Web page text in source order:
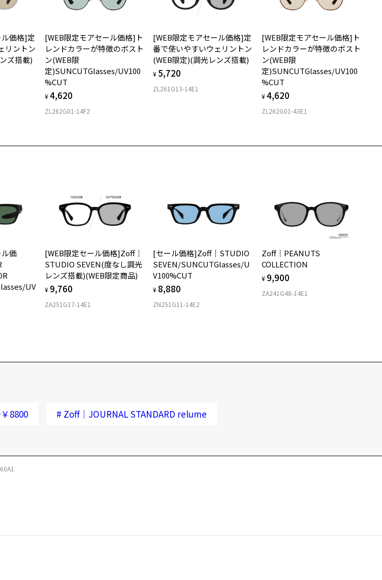
※度付きにした場合、レンズ色、機能が変更となります。
※度付きサングラスをお求めの際は、レンズ選択画面にて度数入力後、
品名：サングラス
レンズの材質：プラスチック(コーティング)
レンズ枠の材質：プラスチック
店頭でレンズ交換をされるお客様は、商品発送から6か月以内に、ご購
入した商品本体と発送日がわかる【商品発送メール】を店頭スタッフに
ご提示いだければ、初回に限り加工賃はかかりませんので、必ずスタッ
商品発送から6か月を過ぎた場合、又はお客様からの【商品発送メー
ル】のご提示が無かった場合、レンズ代金の他に加工賃として3,300円
(税込)を頂戴いたしますので、予めご了承ください。
フロント素材：アセテート
価格]定
リントン
ズ搭載)
[WEB限定モアセール価格]ト
レンドカラーが特徴のボスト
ン(WEB限
定)SUNCUTGlasses/UV100
%CUT
¥4,620
ZL262G01-14F2
[WEB限定モアセール価格]定
番で使いやすいウェリントン
(WEB限定)(調光レンズ搭載)
¥ 5,720
ZL261G13-14E1
[WEB限定モアセール価格]ト
レンドカラーが特徴のボスト
ン(WEB限
定)SUNCUTGlasses/UV100
%CUT
¥4,620
ZL262G01-43E1
価
UV
[WEB限定セール価格]Zoff｜
STUDIO SEVEN(度なし調光
レンズ搭載)(WEB限定商品)
¥ 9,760
ZA251G17-14E1
[セール価格]Zoff｜STUDIO
SEVEN/SUNCUTGlasses/U
V100%CUT
¥ 8,880
ZN251G11-14E2
Zoff│PEANUTS
COLLECTION
¥ 9,900
ZA241G48-14E1
8800 # Zoff｜JOURNAL STANDARD relume